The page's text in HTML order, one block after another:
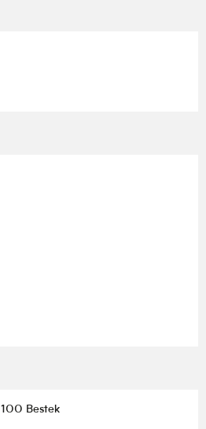
100 Bestek